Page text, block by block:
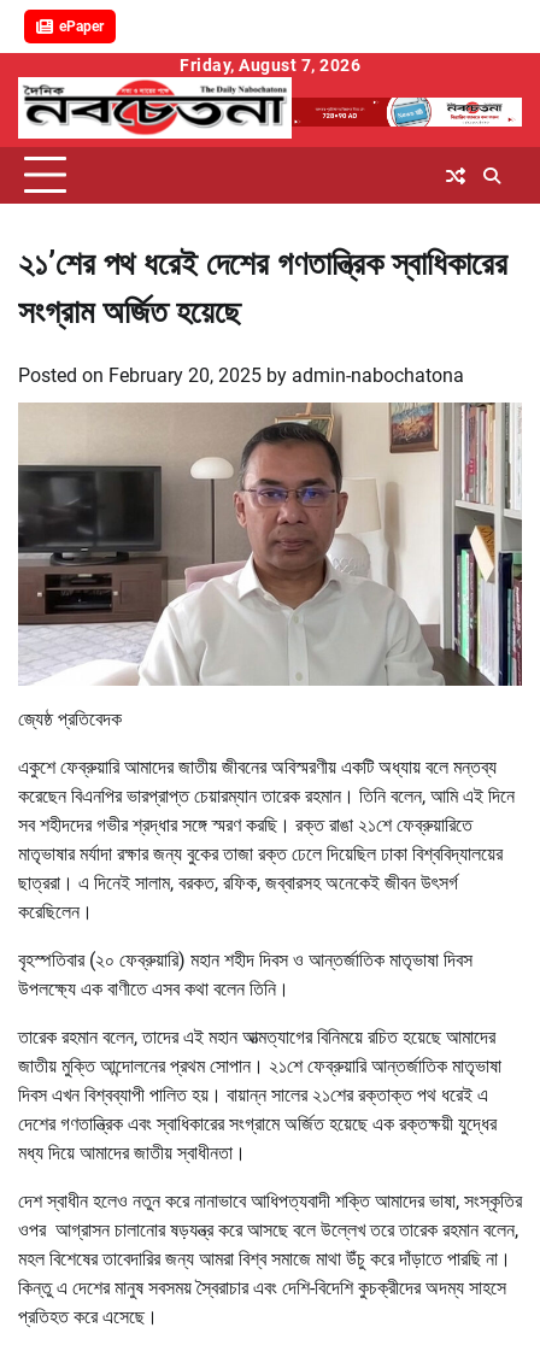
ePaper
content
Friday, August 7, 2026
২১’শের পথ ধরেই দেশের গণতান্ত্রিক স্বাধিকারের
সংগ্রাম অর্জিত হয়েছে
Posted on February 20, 2025 by admin-nabochatona
জ্যেষ্ঠ প্রতিবেদক
একুশে ফেব্রুয়ারি আমাদের জাতীয় জীবনের অবিস্মরণীয় একটি অধ্যায় বলে মন্তব্য
করেছেন বিএনপির ভারপ্রাপ্ত চেয়ারম্যান তারেক রহমান। তিনি বলেন, আমি এই দিনে
সব শহীদদের গভীর শ্রদ্ধার সঙ্গে স্মরণ করছি। রক্ত রাঙা ২১শে ফেব্রুয়ারিতে
মাতৃভাষার মর্যাদা রক্ষার জন্য বুকের তাজা রক্ত ঢেলে দিয়েছিল ঢাকা বিশ্ববিদ্যালয়ের
ছাত্ররা। এ দিনেই সালাম, বরকত, রফিক, জব্বারসহ অনেকেই জীবন উৎসর্গ
করেছিলেন।
বৃহস্পতিবার (২০ ফেব্রুয়ারি) মহান শহীদ দিবস ও আন্তর্জাতিক মাতৃভাষা দিবস
উপলক্ষ্যে এক বাণীতে এসব কথা বলেন তিনি।
তারেক রহমান বলেন, তাদের এই মহান আত্মত্যাগের বিনিময়ে রচিত হয়েছে আমাদের
জাতীয় মুক্তি আন্দোলনের প্রথম সোপান। ২১শে ফেব্রুয়ারি আন্তর্জাতিক মাতৃভাষা
দিবস এখন বিশ্বব্যাপী পালিত হয়। বায়ান্ন সালের ২১শের রক্তাক্ত পথ ধরেই এ
দেশের গণতান্ত্রিক এবং স্বাধিকারের সংগ্রামে অর্জিত হয়েছে এক রক্তক্ষয়ী যুদ্ধের
মধ্য দিয়ে আমাদের জাতীয় স্বাধীনতা।
দেশ স্বাধীন হলেও নতুন করে নানাভাবে আধিপত্যবাদী শক্তি আমাদের ভাষা, সংস্কৃতির
ওপর আগ্রাসন চালানোর ষড়যন্ত্র করে আসছে বলে উল্লেখ তরে তারেক রহমান বলেন,
মহল বিশেষের তাবেদারির জন্য আমরা বিশ্ব সমাজে মাথা উঁচু করে দাঁড়াতে পারছি না।
কিন্তু এ দেশের মানুষ সবসময় স্বৈরাচার এবং দেশি-বিদেশি কুচক্রীদের অদম্য সাহসে
প্রতিহত করে এসেছে।